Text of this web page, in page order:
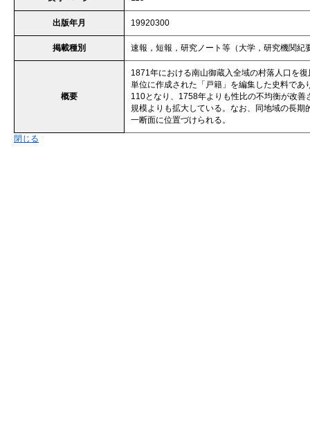
出版年月 19920300
掲載種別 速報，短報，研究ノート等（大学，研究機関紀
概要
1871年における南山御蔵入全域の村落人口を
単位に作成された「戸籍」を編集した史料で
110となり、1758年よりも性比の不均衡が改
規模よりも拡大している。なお、同地域の長
一断面に位置づけられる。
閉じる